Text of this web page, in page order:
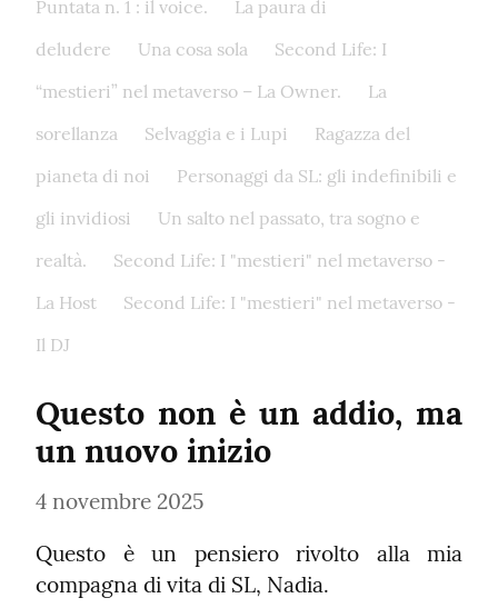
Puntata n. 1 : il voice.
La paura di
deludere
Una cosa sola
Second Life: I
“mestieri” nel metaverso – La Owner.
La
sorellanza
Selvaggia e i Lupi
Ragazza del
pianeta di noi
Personaggi da SL: gli indefinibili e
gli invidiosi
Un salto nel passato, tra sogno e
realtà.
Second Life: I "mestieri" nel metaverso -
La Host
Second Life: I "mestieri" nel metaverso -
Il DJ
Questo non è un addio, ma
un nuovo inizio
4 novembre 2025
Questo è un pensiero rivolto alla mia
compagna di vita di SL, Nadia.